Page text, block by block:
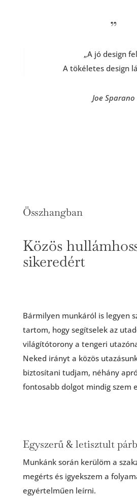
„
„A jó design
A tökéletes design
Joe Sparano
Összhangban
Közös
sikeredért
Bármilyen munkáról is legyen
tartom, hogy segítselek az
világítótorony a tengeri
Neked irányt a közös
biztosítani tudjam, néhány
fontosabb dolgot mindig szem
Egyszerű & letisztult
Munkánk során kerülöm a
megérts és igyekszem a
egyértelműen leírni.